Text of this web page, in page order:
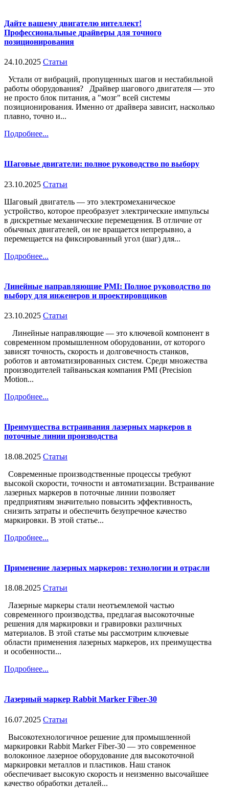
Дайте вашему двигателю интеллект!
Профессиональные драйверы для точного
позиционирования
24.10.2025 Статьи
Устали от вибраций, пропущенных шагов и нестабильной
работы оборудования? Драйвер шагового двигателя — это
не просто блок питания, а "мозг" всей системы
позиционирования. Именно от драйвера зависит, насколько
плавно, точно и...
Подробнее...
Шаговые двигатели: полное руководство по выбору
23.10.2025 Статьи
Шаговый двигатель — это электромеханическое
устройство, которое преобразует электрические импульсы
в дискретные механические перемещения. В отличие от
обычных двигателей, он не вращается непрерывно, а
перемещается на фиксированный угол (шаг) для...
Подробнее...
Линейные направляющие PMI: Полное руководство по
выбору для инженеров и проектировщиков
23.10.2025 Статьи
Линейные направляющие — это ключевой компонент в
современном промышленном оборудовании, от которого
зависят точность, скорость и долговечность станков,
роботов и автоматизированных систем. Среди множества
производителей тайваньская компания PMI (Precision
Motion...
Подробнее...
Преимущества встраивания лазерных маркеров в
поточные линии производства
18.08.2025 Статьи
Современные производственные процессы требуют
высокой скорости, точности и автоматизации. Встраивание
лазерных маркеров в поточные линии позволяет
предприятиям значительно повысить эффективность,
снизить затраты и обеспечить безупречное качество
маркировки. В этой статье...
Подробнее...
Применение лазерных маркеров: технологии и отрасли
18.08.2025 Статьи
Лазерные маркеры стали неотъемлемой частью
современного производства, предлагая высокоточные
решения для маркировки и гравировки различных
материалов. В этой статье мы рассмотрим ключевые
области применения лазерных маркеров, их преимущества
и особенности...
Подробнее...
Лазерный маркер Rabbit Marker Fiber-30
16.07.2025 Статьи
Высокотехнологичное решение для промышленной
маркировки Rabbit Marker Fiber-30 — это современное
волоконное лазерное оборудование для высокоточной
маркировки металлов и пластиков. Наш станок
обеспечивает высокую скорость и неизменно высочайшее
качество обработки деталей...